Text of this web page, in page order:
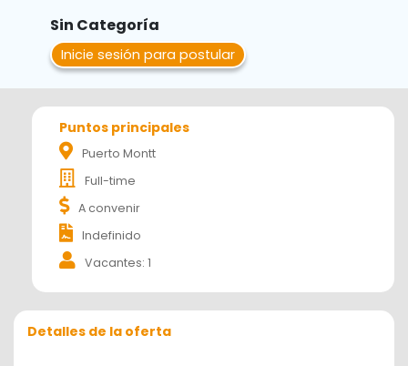
Sin Categoría
Inicie sesión para postular
Puntos principales
Puerto Montt
Full-time
A convenir
Indefinido
Vacantes: 1
Detalles de la oferta